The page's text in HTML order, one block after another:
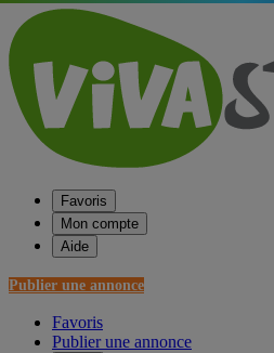
Favoris
Mon compte
Aide
Publier une annonce
Favoris
Publier une annonce